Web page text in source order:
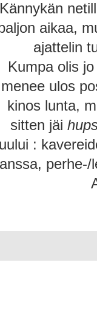
Kännykän
aikaa,
ajattelin
Kumpa olis
menee ulos
kinos lunta,
sitten jäi
:
perhe-/